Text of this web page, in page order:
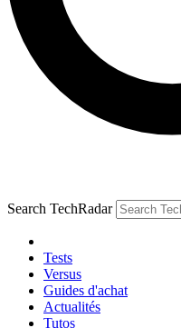
Search TechRadar
Tests
Versus
Guides d'achat
Actualités
Tutos